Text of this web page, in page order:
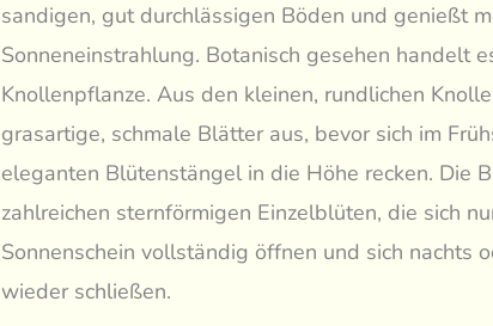
sandigen, gut durchlässigen Böden und genießt
Sonneneinstrahlung. Botanisch gesehen handelt
Knollenpflanze. Aus den kleinen, rundlichen
grasartige, schmale Blätter aus, bevor sich im
eleganten Blütenstängel in die Höhe recken. Die
zahlreichen sternförmigen Einzelblüten, die sich
Sonnenschein vollständig öffnen und sich nachts
wieder schließen.